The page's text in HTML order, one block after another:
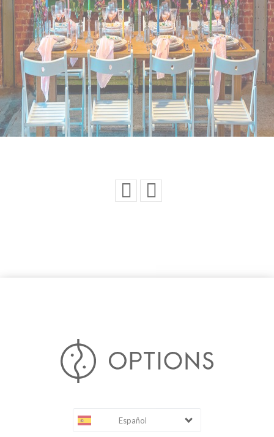
Español